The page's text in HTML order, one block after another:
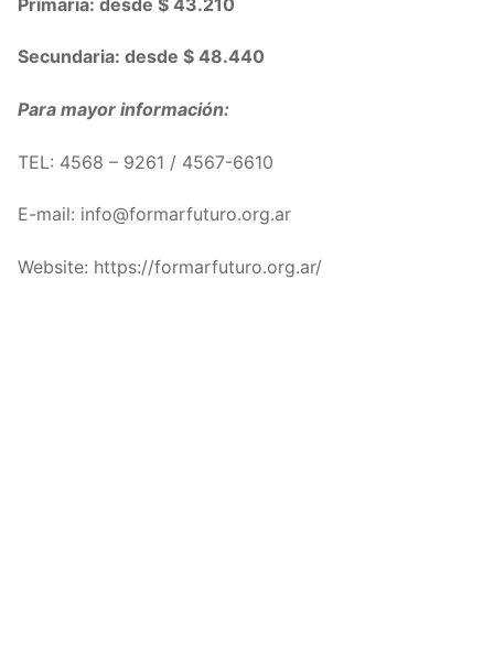
Secundaria: desde $ 48.440
Para mayor información:
TEL: 4568 – 9261 / 4567-6610
E-mail: info@formarfuturo.org.ar
Website: https://formarfuturo.org.ar/